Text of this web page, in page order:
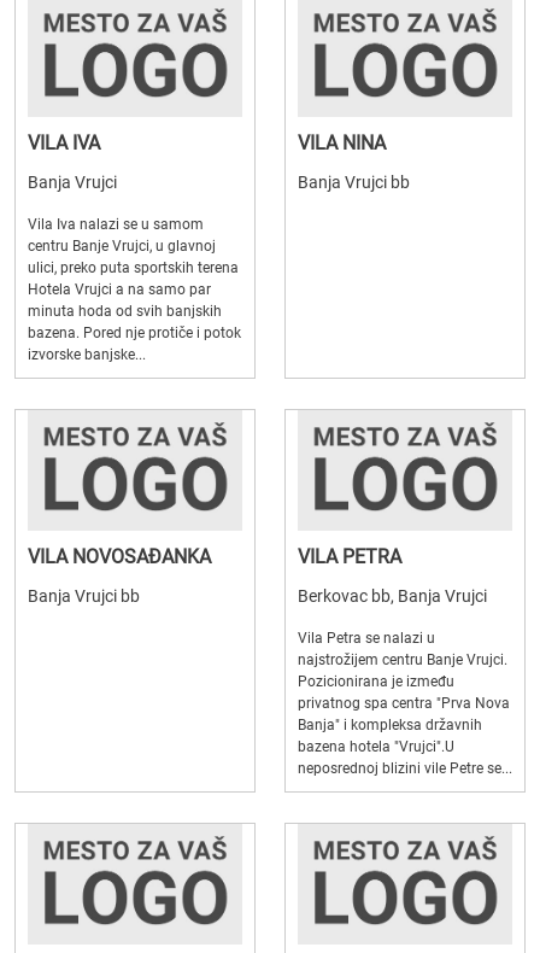
VILA IVA
Banja Vrujci
Vila Iva nalazi se u samom
centru Banje Vrujci, u glavnoj
ulici, preko puta sportskih terena
Hotela Vrujci a na samo par
minuta hoda od svih banjskih
bazena. Pored nje protiče i potok
izvorske banjske...
VILA NINA
Banja Vrujci bb
VILA NOVOSAĐANKA
Banja Vrujci bb
VILA PETRA
Berkovac bb, Banja Vrujci
Vila Petra se nalazi u
najstrožijem centru Banje Vrujci.
Pozicionirana je između
privatnog spa centra "Prva Nova
Banja" i kompleksa državnih
bazena hotela "Vrujci".U
neposrednoj blizini vile Petre se...